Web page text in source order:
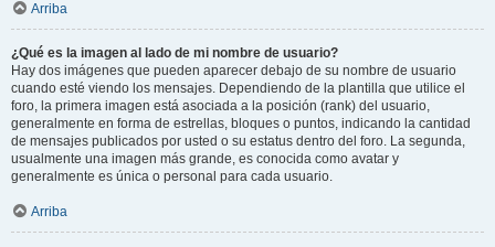
Arriba
¿Qué es la imagen al lado de mi nombre de usuario?
Hay dos imágenes que pueden aparecer debajo de su nombre de usuario
cuando esté viendo los mensajes. Dependiendo de la plantilla que utilice el
foro, la primera imagen está asociada a la posición (rank) del usuario,
generalmente en forma de estrellas, bloques o puntos, indicando la cantidad
de mensajes publicados por usted o su estatus dentro del foro. La segunda,
usualmente una imagen más grande, es conocida como avatar y
generalmente es única o personal para cada usuario.
Arriba